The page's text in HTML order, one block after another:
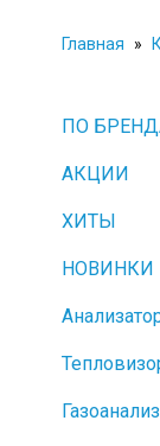
Главная »
ПО
АКЦИИ
ХИТЫ
НОВИНКИ